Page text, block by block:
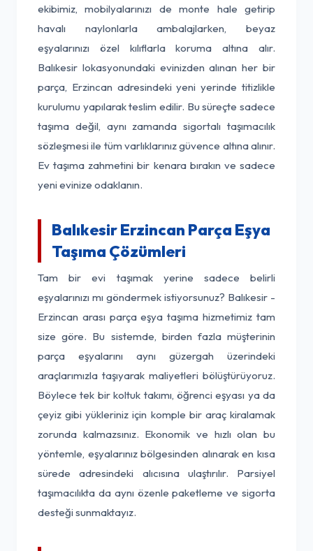
ekibimiz, mobilyalarınızı de monte hale getirip
havalı naylonlarla ambalajlarken, beyaz
eşyalarınızı özel kılıflarla koruma altına alır.
Balıkesir lokasyonundaki evinizden alınan her bir
parça, Erzincan adresindeki yeni yerinde titizlikle
kurulumu yapılarak teslim edilir. Bu süreçte sadece
taşıma değil, aynı zamanda sigortalı taşımacılık
sözleşmesi ile tüm varlıklarınız güvence altına alınır.
Ev taşıma zahmetini bir kenara bırakın ve sadece
yeni evinize odaklanın.
Balıkesir Erzincan Parça Eşya
Taşıma Çözümleri
Tam bir evi taşımak yerine sadece belirli
eşyalarınızı mı göndermek istiyorsunuz? Balıkesir -
Erzincan arası parça eşya taşıma hizmetimiz tam
size göre. Bu sistemde, birden fazla müşterinin
parça eşyalarını aynı güzergah üzerindeki
araçlarımızla taşıyarak maliyetleri bölüştürüyoruz.
Böylece tek bir koltuk takımı, öğrenci eşyası ya da
çeyiz gibi yükleriniz için komple bir araç kiralamak
zorunda kalmazsınız. Ekonomik ve hızlı olan bu
yöntemle, eşyalarınız bölgesinden alınarak en kısa
sürede adresindeki alıcısına ulaştırılır. Parsiyel
taşımacılıkta da aynı özenle paketleme ve sigorta
desteği sunmaktayız.